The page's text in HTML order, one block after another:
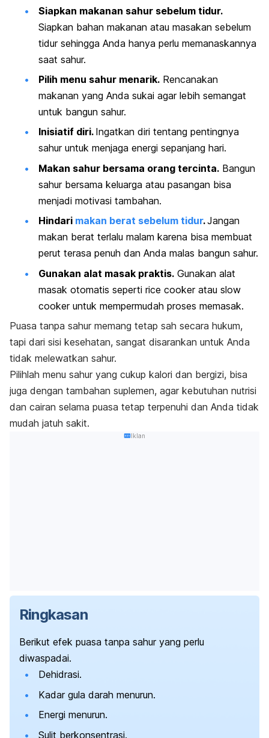
Siapkan makanan sahur sebelum tidur.
Siapkan bahan makanan atau masakan sebelum
tidur sehingga Anda hanya perlu memanaskannya
saat sahur.
Pilih menu sahur menarik. Rencanakan
makanan yang Anda sukai agar lebih semangat
untuk bangun sahur.
Inisiatif diri. Ingatkan diri tentang pentingnya
sahur untuk menjaga energi sepanjang hari.
Makan sahur bersama orang tercinta. Bangun
sahur bersama keluarga atau pasangan bisa
menjadi motivasi tambahan.
Hindari makan berat sebelum tidur.Jangan
makan berat terlalu malam karena bisa membuat
perut terasa penuh dan Anda malas bangun sahur.
Gunakan alat masak praktis. Gunakan alat
masak otomatis seperti rice cookeratau slow
cookeruntuk mempermudah proses memasak.
Puasa tanpa sahur memang tetap sah secara hukum,
tapi dari sisi kesehatan, sangat disarankan untuk Anda
tidak melewatkan sahur.
Pilihlah menu sahur yang cukup kalori dan bergizi, bisa
juga dengan tambahan suplemen, agar kebutuhan nutrisi
dan cairan selama puasa tetap terpenuhi dan Anda tidak
mudah jatuh sakit.
Iklan
Ringkasan
Berikut efek puasa tanpa sahur yang perlu
diwaspadai.
Dehidrasi.
Kadar gula darah menurun.
Energi menurun.
Sulit berkonsentrasi.